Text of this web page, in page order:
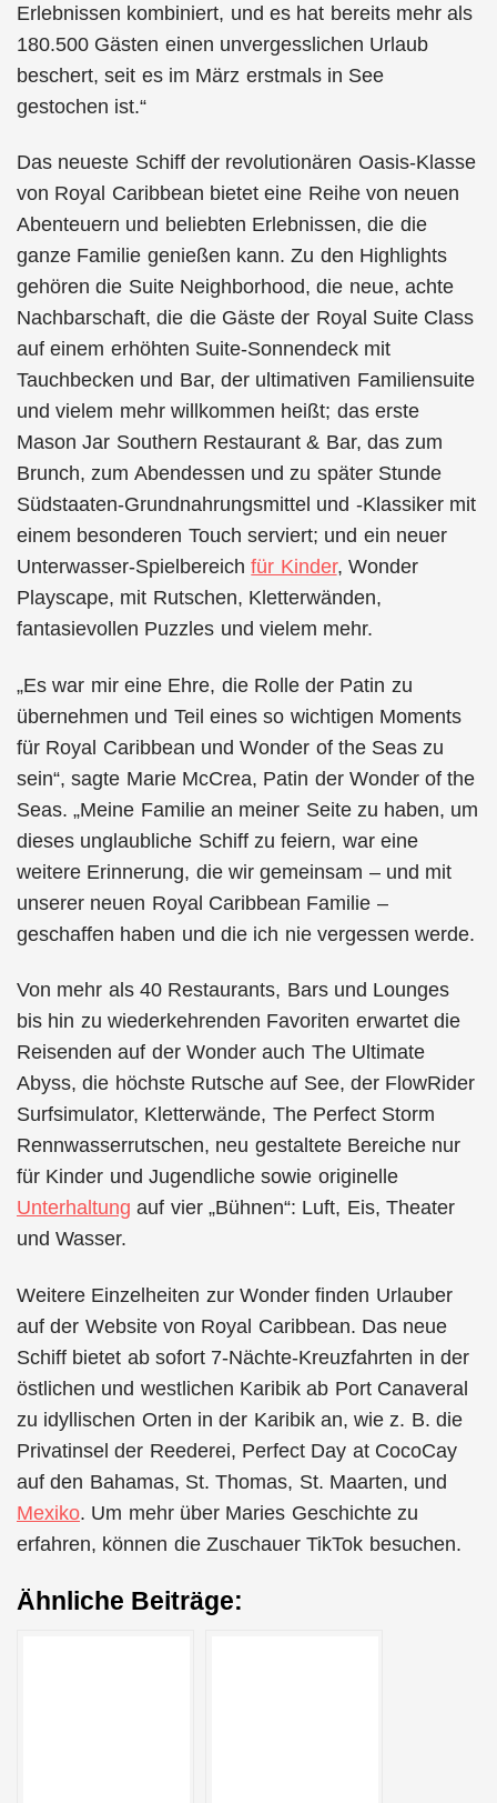
Erlebnissen kombiniert, und es hat bereits mehr als
180.500 Gästen einen unvergesslichen Urlaub
beschert, seit es im März erstmals in See
gestochen ist.“
Das neueste Schiff der revolutionären Oasis-Klasse
von Royal Caribbean bietet eine Reihe von neuen
Abenteuern und beliebten Erlebnissen, die die
ganze Familie genießen kann. Zu den Highlights
gehören die Suite Neighborhood, die neue, achte
Nachbarschaft, die die Gäste der Royal Suite Class
auf einem erhöhten Suite-Sonnendeck mit
Tauchbecken und Bar, der ultimativen Familiensuite
und vielem mehr willkommen heißt; das erste
Mason Jar Southern Restaurant & Bar, das zum
Brunch, zum Abendessen und zu später Stunde
Südstaaten-Grundnahrungsmittel und -Klassiker mit
einem besonderen Touch serviert; und ein neuer
Unterwasser-Spielbereichfür Kinder, Wonder
Playscape, mit Rutschen, Kletterwänden,
fantasievollen Puzzles und vielem mehr.
„Es war mir eine Ehre, die Rolle der Patin zu
übernehmen und Teil eines so wichtigen Moments
für Royal Caribbean und Wonder of the Seas zu
sein“, sagte Marie McCrea, Patin der Wonder of the
Seas. „Meine Familie an meiner Seite zu haben, um
dieses unglaubliche Schiff zu feiern, war eine
weitere Erinnerung, die wir gemeinsam – und mit
unserer neuen Royal Caribbean Familie –
geschaffen haben und die ich nie vergessen werde.
Von mehr als 40 Restaurants, Bars und Lounges
bis hin zu wiederkehrenden Favoriten erwartet die
Reisenden auf der Wonder auch The Ultimate
Abyss, die höchste Rutsche auf See, der FlowRider
Surfsimulator, Kletterwände, The Perfect Storm
Rennwasserrutschen, neu gestaltete Bereiche nur
für Kinder und Jugendliche sowie originelle
Unterhaltung auf vier „Bühnen“: Luft, Eis, Theater
und Wasser.
Weitere Einzelheiten zur Wonder finden Urlauber
auf der Website von Royal Caribbean. Das neue
Schiff bietet ab sofort 7-Nächte-Kreuzfahrten in der
östlichen und westlichen Karibik ab Port Canaveral
zu idyllischen Orten in der Karibik an, wie z. B. die
Privatinsel der Reederei, Perfect Day at CocoCay
auf den Bahamas, St. Thomas, St. Maarten, und
Mexiko. Um mehr über Maries Geschichte zu
erfahren, können die Zuschauer TikTok besuchen.
Ähnliche Beiträge: